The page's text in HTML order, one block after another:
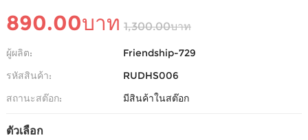
890.00บาท 1,300.00บาท
ผู้ผลิต:
Friendship-729
รหัสสินค้า:
RUDHS006
สถานะสต๊อก:
มีสินค้าในสต๊อก
ตัวเลือก